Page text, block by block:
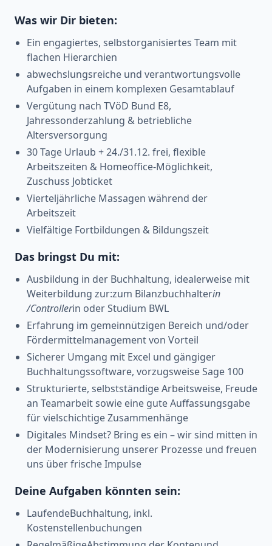
Was wir Dir bieten:
Ein engagiertes, selbstorganisiertes Team mit
flachen Hierarchien
abwechslungsreiche und verantwortungsvolle
Aufgaben in einem komplexen Gesamtablauf
Vergütung nach TVöD Bund E8,
Jahressonderzahlung & betriebliche
Altersversorgung
30 Tage Urlaub + 24./31.12. frei, flexible
Arbeitszeiten & Homeoffice-Möglichkeit,
Zuschuss Jobticket
Vierteljährliche Massagen während der
Arbeitszeit
Vielfältige Fortbildungen & Bildungszeit
Das bringst Du mit:
Ausbildung in der Buchhaltung, idealerweise mit
Weiterbildung zur:zum Bilanzbuchhalterin
/Controllerin oder Studium BWL
Erfahrung im gemeinnützigen Bereich und/oder
Fördermittelmanagement von Vorteil
Sicherer Umgang mit Excel und gängiger
Buchhaltungssoftware, vorzugsweise Sage 100
Strukturierte, selbstständige Arbeitsweise, Freude
an Teamarbeit sowie eine gute Auffassungsgabe
für vielschichtige Zusammenhänge
Digitales Mindset? Bring es ein – wir sind mitten in
der Modernisierung unserer Prozesse und freuen
uns über frische Impulse
Deine Aufgaben könnten sein:
LaufendeBuchhaltung, inkl.
Kostenstellenbuchungen